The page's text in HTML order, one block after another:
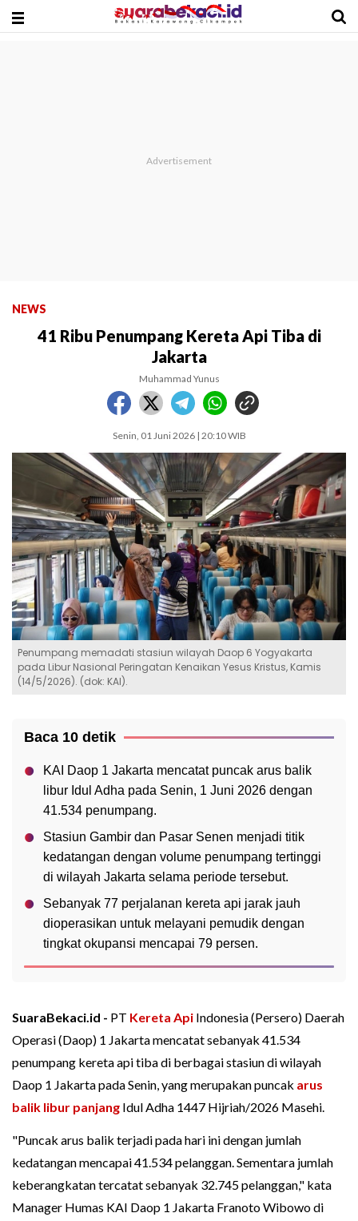
NEWS
41 Ribu Penumpang Kereta Api Tiba di
Jakarta
Muhammad Yunus
Senin, 01 Juni 2026 | 20:10 WIB
Penumpang memadati stasiun wilayah Daop 6 Yogyakarta
pada Libur Nasional Peringatan Kenaikan Yesus Kristus, Kamis
(14/5/2026). (dok: KAI).
Baca 10 detik
KAI Daop 1 Jakarta mencatat puncak arus balik
libur Idul Adha pada Senin, 1 Juni 2026 dengan
41.534 penumpang.
Stasiun Gambir dan Pasar Senen menjadi titik
kedatangan dengan volume penumpang tertinggi
di wilayah Jakarta selama periode tersebut.
Sebanyak 77 perjalanan kereta api jarak jauh
dioperasikan untuk melayani pemudik dengan
tingkat okupansi mencapai 79 persen.
SuaraBekaci.id - PT Kereta Api Indonesia (Persero) Daerah
Operasi (Daop) 1 Jakarta mencatat sebanyak 41.534
penumpang kereta api tiba di berbagai stasiun di wilayah
Daop 1 Jakarta pada Senin, yang merupakan puncak arus
balik libur panjang Idul Adha 1447 Hijriah/2026 Masehi.
"Puncak arus balik terjadi pada hari ini dengan jumlah
kedatangan mencapai 41.534 pelanggan. Sementara jumlah
keberangkatan tercatat sebanyak 32.745 pelanggan," kata
Manager Humas KAI Daop 1 Jakarta Franoto Wibowo di